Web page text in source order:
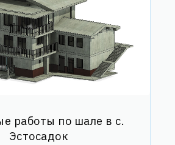
работы по шале в с.
Эстосадок